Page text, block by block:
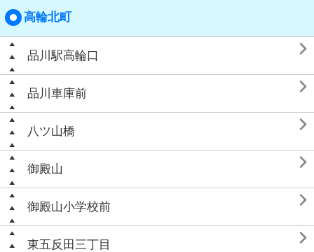
高輪北町
品川駅高輪口 
品川車庫前 
八ツ山橋 
御殿山 
御殿山小学校前 
東五反田三丁目 